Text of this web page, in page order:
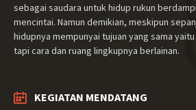
sebagai saudara untuk hidup rukun
mencintai. Namun demikian, meskipun
hidupnya mempunyai tujuan yang sama
tapi cara dan ruang lingkupnya berlainan.
KEGIATAN MENDATANG